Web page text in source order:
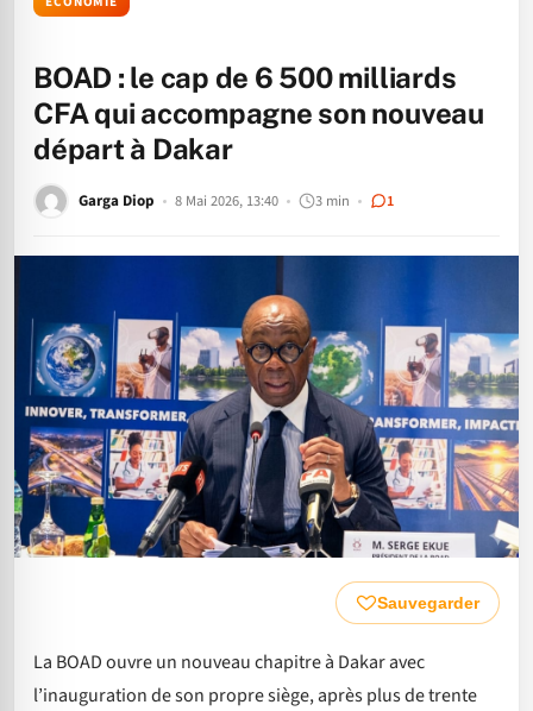
BOAD : le cap de 6 500 milliards
CFA qui accompagne son nouveau
départ à Dakar
Garga Diop 8 Mai 2026, 13:40 3 min 1
Sauvegarder
La BOAD ouvre un nouveau chapitre à Dakar avec
l’inauguration de son propre siège, après plus de trente